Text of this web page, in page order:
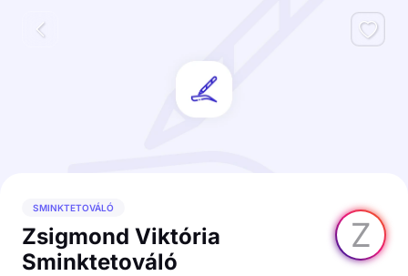
Z
SMINKTETOVÁLÓ
Zsigmond Viktória
Sminktetováló